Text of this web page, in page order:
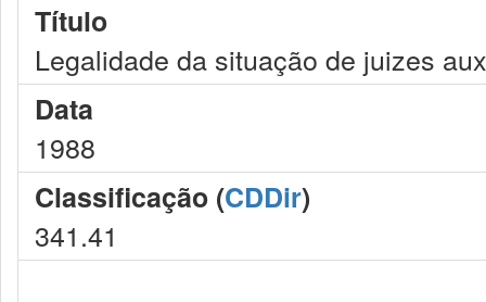
Título
Legalidade da situação de juizes
Data
1988
Classificação (CDDir)
341.41